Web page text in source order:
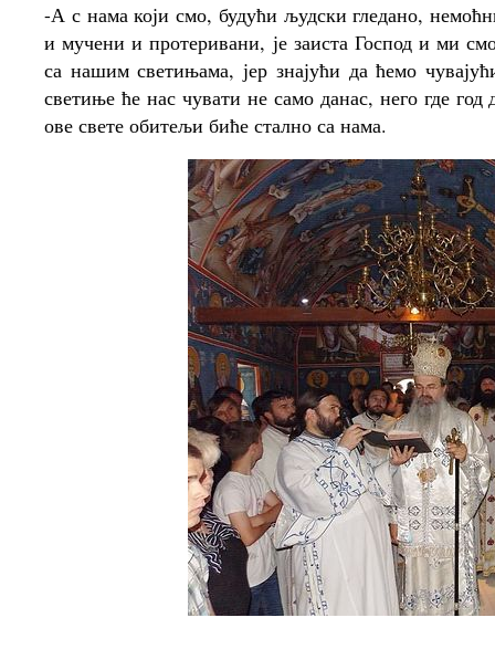
-А с нама који смо, будући људски гледано,
и мучени и протеривани, је заиста Господ и ми
са нашим светињама, јер знајући да ћемо
светиње ће нас чувати не само данас, него где
ове свете обитељи биће стално са нама.